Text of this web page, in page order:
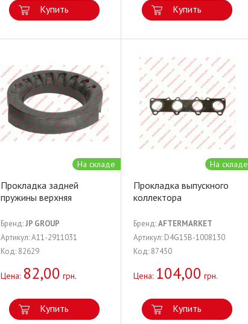
Купить Купить
На складе
Прокладка задней
пружины верхняя
Бренд:JP GROUP
Артикул: A11-2911031
Код: 82629
Цена: 82,00 грн.
Купить
На складе
Прокладка выпускного
коллектора
Бренд:AFTERMARKET
Артикул: D4G15B-1008130
Код: 87450
Цена: 104,00 грн.
Купить